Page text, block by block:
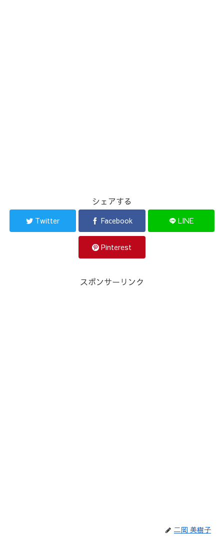
シェアする
Twitter Facebook LINE
Pinterest
スポンサーリンク
二岡 美樹子